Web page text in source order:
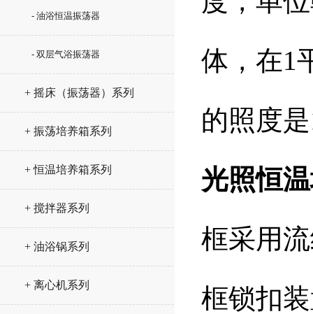
- 油浴恒温振荡器
- 双层气浴振荡器
+ 摇床（振荡器）系列
+ 振荡培养箱系列
+ 恒温培养箱系列
+ 搅拌器系列
+ 油浴锅系列
+ 离心机系列
体，在1
的照度
光照恒
框采用
框锁扣